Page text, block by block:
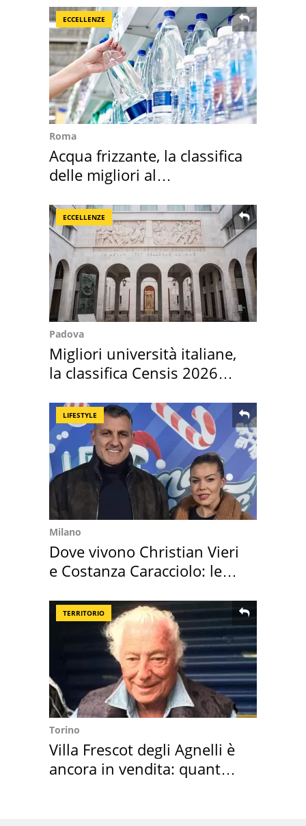
ECCELLENZE
Roma
Acqua frizzante, la classifica
delle migliori al
ECCELLENZE
Padova
Migliori università italiane,
la classifica Censis 2026
LIFESTYLE
Milano
Dove vivono Christian Vieri
e Costanza Caracciolo: le
TERRITORIO
Torino
Villa Frescot degli Agnelli è
ancora in vendita: quanto